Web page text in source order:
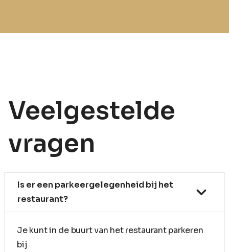
Veelgestelde
vragen
Is er een parkeergelegenheid bij het
restaurant?
Je kunt in de buurt van het restaurant parkeren
bij